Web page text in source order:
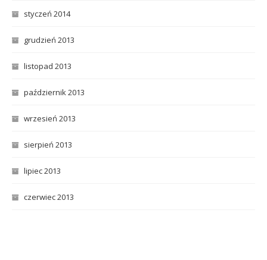
styczeń 2014
grudzień 2013
listopad 2013
październik 2013
wrzesień 2013
sierpień 2013
lipiec 2013
czerwiec 2013